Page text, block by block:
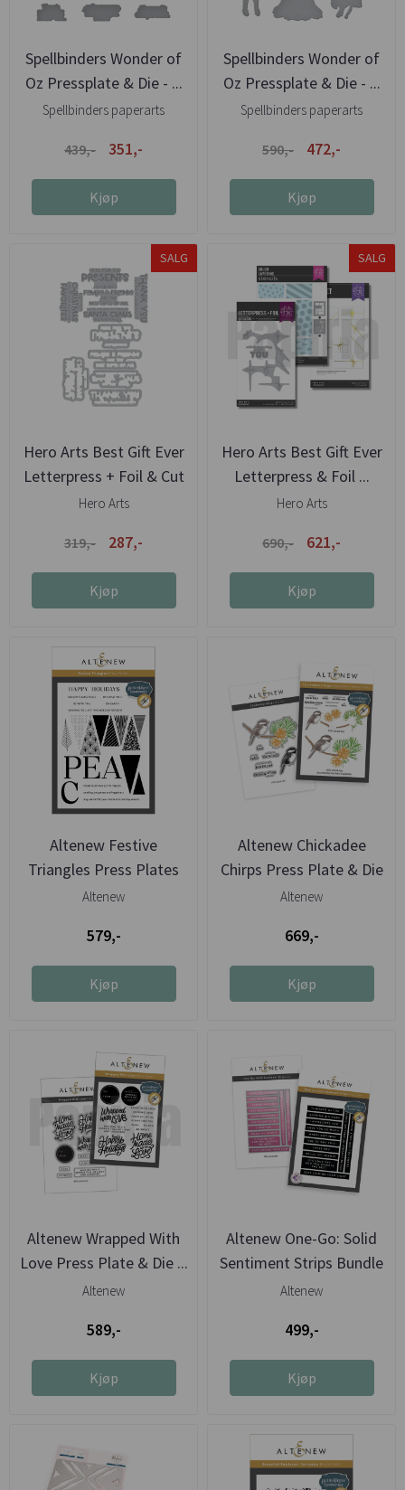
Spellbinders Wonder of
Oz Pressplate & Die - ...
Spellbinders paperarts
439,- 351,-
Kjøp
Spellbinders Wonder of
Oz Pressplate & Die - ...
Spellbinders paperarts
590,- 472,-
Kjøp
SALG
Hero Arts Best Gift Ever
Letterpress + Foil & Cut
Hero Arts
319,- 287,-
Kjøp
SALG
Hero Arts Best Gift Ever
Letterpress & Foil ...
Hero Arts
690,- 621,-
Kjøp
Altenew Festive
Triangles Press Plates
Altenew
579,-
Kjøp
Altenew Chickadee
Chirps Press Plate & Die
Bundle
Altenew
669,-
Kjøp
Altenew Wrapped With
Love Press Plate & Die ...
Altenew
589,-
Kjøp
Altenew One-Go: Solid
Sentiment Strips Bundle
Altenew
499,-
Kjøp